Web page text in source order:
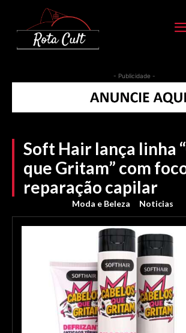
- Publicidade -
Soft Hair lança linha
que Gritam” com
reparação capilar
Moda e Beleza Noticias